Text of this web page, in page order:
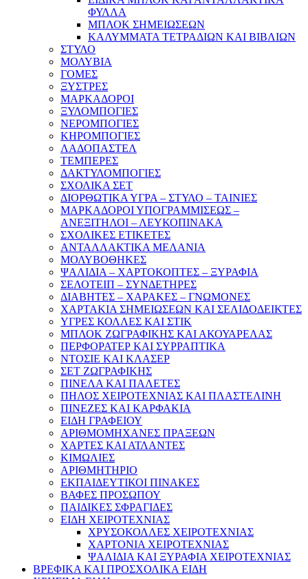
ΦΥΛΛΑ
ΜΠΛΟΚ ΣΗΜΕΙΩΣΕΩΝ
ΚΑΛΥΜΜΑΤΑ ΤΕΤΡΑΔΙΩΝ ΚΑΙ ΒΙΒΛΙΩΝ
ΣΤΥΛΟ
ΜΟΛΥΒΙΑ
ΓΟΜΕΣ
ΞΥΣΤΡΕΣ
ΜΑΡΚΑΔΟΡΟΙ
ΞΥΛΟΜΠΟΓΙΕΣ
ΝΕΡΟΜΠΟΓΙΕΣ
ΚΗΡΟΜΠΟΓΙΕΣ
ΛΑΔΟΠΑΣΤΕΛ
ΤΕΜΠΕΡΕΣ
ΔΑΚΤΥΛΟΜΠΟΓΙΕΣ
ΣΧΟΛΙΚΑ ΣΕΤ
ΔΙΟΡΘΩΤΙΚΑ ΥΓΡΑ – ΣΤΥΛΟ – ΤΑΙΝΙΕΣ
ΜΑΡΚΑΔΟΡΟΙ ΥΠΟΓΡΑΜΜΙΣΕΩΣ –
ΑΝΕΞΙΤΗΛΟΙ – ΛΕΥΚΟΠΙΝΑΚΑ
ΣΧΟΛΙΚΕΣ ΕΤΙΚΕΤΕΣ
ΑΝΤΑΛΛΑΚΤΙΚΑ ΜΕΛΑΝΙΑ
ΜΟΛΥΒΟΘΗΚΕΣ
ΨΑΛΙΔΙΑ – ΧΑΡΤΟΚΟΠΤΕΣ – ΞΥΡΑΦΙΑ
ΣΕΛΟΤΕΙΠ – ΣΥΝΔΕΤΗΡΕΣ
ΔΙΑΒΗΤΕΣ – ΧΑΡΑΚΕΣ – ΓΝΩΜΟΝΕΣ
ΧΑΡΤΑΚΙΑ ΣΗΜΕΙΩΣΕΩΝ ΚΑΙ ΣΕΛΙΔΟΔΕΙΚΤΕΣ
ΥΓΡΕΣ ΚΟΛΛΕΣ ΚΑΙ ΣΤΙΚ
ΜΠΛΟΚ ΖΩΓΡΑΦΙΚΗΣ ΚΑΙ ΑΚΟΥΑΡΕΛΑΣ
ΠΕΡΦΟΡΑΤΕΡ ΚΑΙ ΣΥΡΡΑΠΤΙΚΑ
ΝΤΟΣΙΕ ΚΑΙ ΚΛΑΣΕΡ
ΣΕΤ ΖΩΓΡΑΦΙΚΗΣ
ΠΙΝΕΛΑ ΚΑΙ ΠΑΛΕΤΕΣ
ΠΗΛΟΣ ΧΕΙΡΟΤΕΧΝΙΑΣ ΚΑΙ ΠΛΑΣΤΕΛΙΝΗ
ΠΙΝΕΖΕΣ ΚΑΙ ΚΑΡΦΑΚΙΑ
ΕΙΔΗ ΓΡΑΦΕΙΟΥ
ΑΡΙΘΜΟΜΗΧΑΝΕΣ ΠΡΑΞΕΩΝ
ΧΑΡΤΕΣ ΚΑΙ ΑΤΛΑΝΤΕΣ
ΚΙΜΩΛΙΕΣ
ΑΡΙΘΜΗΤΗΡΙΟ
ΕΚΠΑΙΔΕΥΤΙΚΟΙ ΠΙΝΑΚΕΣ
ΒΑΦΕΣ ΠΡΟΣΩΠΟΥ
ΠΑΙΔΙΚΕΣ ΣΦΡΑΓΙΔΕΣ
ΕΙΔΗ ΧΕΙΡΟΤΕΧΝΙΑΣ
ΧΡΥΣΟΚΟΛΛΕΣ ΧΕΙΡΟΤΕΧΝΙΑΣ
ΧΑΡΤΟΝΙΑ ΧΕΙΡΟΤΕΧΝΙΑΣ
ΨΑΛΙΔΙΑ ΚΑΙ ΞΥΡΑΦΙΑ ΧΕΙΡΟΤΕΧΝΙΑΣ
ΒΡΕΦΙΚΑ ΚΑΙ ΠΡΟΣΧΟΛΙΚΑ ΕΙΔΗ